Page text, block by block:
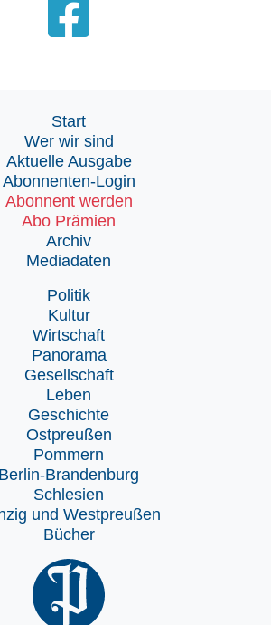
Start
Wer wir sind
Aktuelle Ausgabe
Abonnenten-Login
Abonnent werden
Abo Prämien
Archiv
Mediadaten
Politik
Kultur
Wirtschaft
Panorama
Gesellschaft
Leben
Geschichte
Ostpreußen
Pommern
Berlin-Brandenburg
Schlesien
und Westpreußen
Bücher